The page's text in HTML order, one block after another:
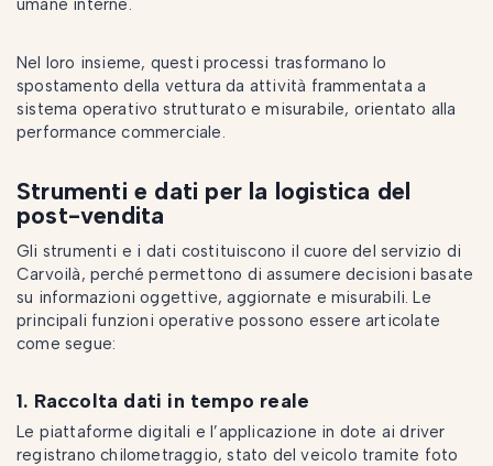
umane interne.
Nel loro insieme, questi processi trasformano lo
spostamento della vettura da attività frammentata a
sistema operativo strutturato e misurabile, orientato alla
performance commerciale.
Strumenti e dati per la logistica del
post-vendita
Gli strumenti e i dati costituiscono il cuore del servizio di
Carvoilà, perché permettono di assumere decisioni basate
su informazioni oggettive, aggiornate e misurabili. Le
principali funzioni operative possono essere articolate
come segue:
1. Raccolta dati in tempo reale
Le piattaforme digitali e l’applicazione in dote ai driver
registrano chilometraggio, stato del veicolo tramite foto